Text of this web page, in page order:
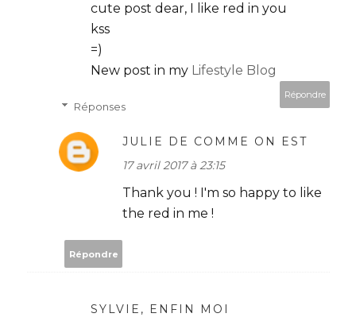
cute post dear, I like red in you
kss
=)
New post in my Lifestyle Blog
Répondre
Réponses
JULIE DE COMME ON EST
17 avril 2017 à 23:15
Thank you ! I'm so happy to like
the red in me !
Répondre
SYLVIE, ENFIN MOI